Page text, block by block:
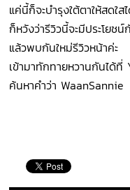
แค่นี้ก็จะบำรุงใต้ตาให้สดใ
ก็หวังว่ารีวิวนี้จะมีประโยช
แล้วพบกันใหม่รีวิวหน้าค่ะ
เข้ามาทักทายหวานกันได้
ค้นหาคำว่า WaanSannie